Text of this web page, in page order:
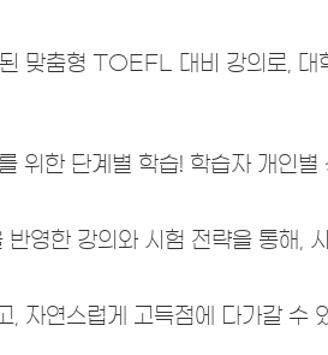
맞춤형 TOEFL 대비 강의로, 대
위한 단계별 학습! 학습자 개인
영한 강의와 시험 전략을 통해,
자연스럽게 고득점에 다가갈 수